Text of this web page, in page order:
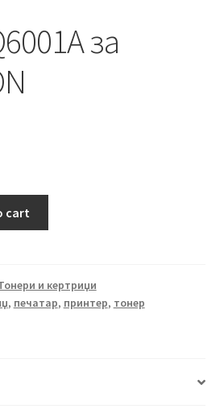
за
cart
и кертриџи
, печатар, принтер, тонер